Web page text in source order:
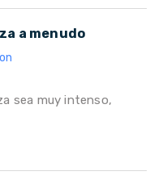
a menudo
sea muy intenso,